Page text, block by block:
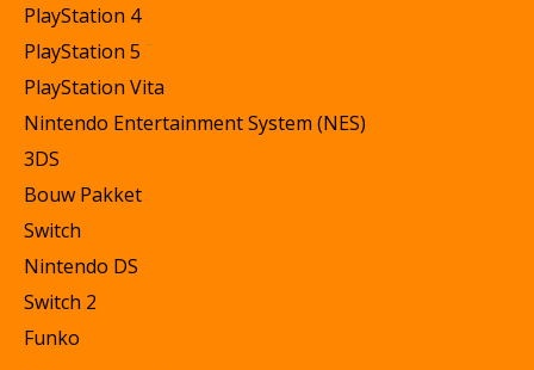
PlayStation 4
PlayStation 5
PlayStation Vita
Nintendo Entertainment System (NES)
3DS
Bouw Pakket
Switch
Nintendo DS
Switch 2
Funko